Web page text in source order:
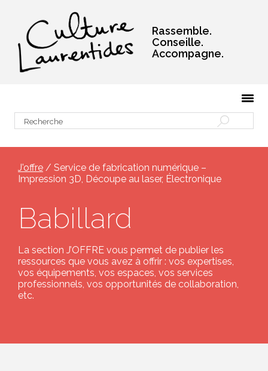
Rassemble.
Conseille.
Accompagne.
J'offre / Service de fabrication numérique –
Impression 3D, Découpe au laser, Électronique
Babillard
La section J’OFFRE vous permet de publier les
ressources que vous avez à offrir : vos expertises,
vos équipements, vos espaces, vos services
professionnels, vos opportunités de collaboration,
etc.